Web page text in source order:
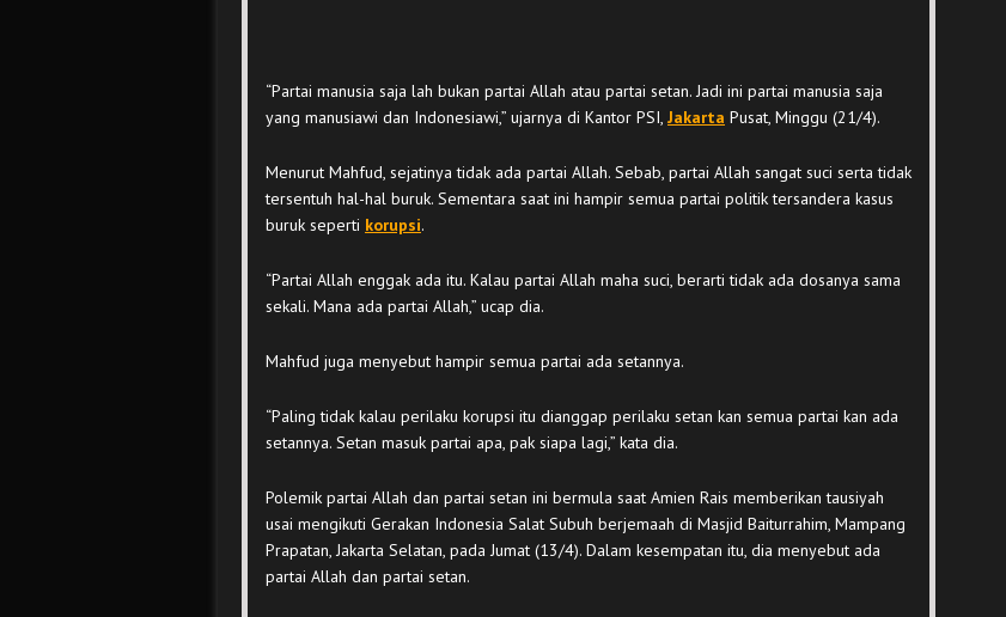
“Partai manusia saja lah bukan partai Allah atau partai setan. Jadi ini partai manusia saja
yang manusiawi dan Indonesiawi,” ujarnya di Kantor PSI, Jakarta Pusat, Minggu (21/4).
Menurut Mahfud, sejatinya tidak ada partai Allah. Sebab, partai Allah sangat suci serta tidak
tersentuh hal-hal buruk. Sementara saat ini hampir semua partai politik tersandera kasus
buruk seperti korupsi.
“Partai Allah enggak ada itu. Kalau partai Allah maha suci, berarti tidak ada dosanya sama
sekali. Mana ada partai Allah,” ucap dia.
Mahfud juga menyebut hampir semua partai ada setannya.
“Paling tidak kalau perilaku korupsi itu dianggap perilaku setan kan semua partai kan ada
setannya. Setan masuk partai apa, pak siapa lagi,” kata dia.
Polemik partai Allah dan partai setan ini bermula saat Amien Rais memberikan tausiyah
usai mengikuti Gerakan Indonesia Salat Subuh berjemaah di Masjid Baiturrahim, Mampang
Prapatan, Jakarta Selatan, pada Jumat (13/4). Dalam kesempatan itu, dia menyebut ada
partai Allah dan partai setan.